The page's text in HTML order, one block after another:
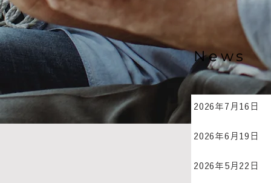
News
2026年7月16日
2026年6月19日
2026年5月22日